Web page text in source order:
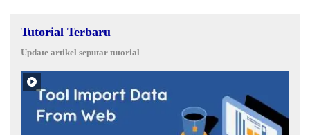
Tutorial Terbaru
Update artikel seputar tutorial